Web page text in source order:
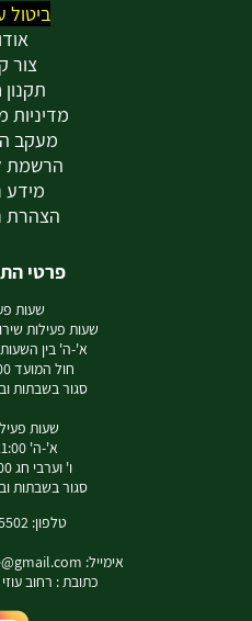
צור
מדיניות
מעקב
הרשמת
מידע
הצהרת
פרטי
שעות
שעות פעילות
א'-ה' בין השעות 09:00-15:00
חול המועד 09:00-14:00
סגור בשבתות
שעות
א'-ה' 09:00-21:00
ו' וערבי חג 09:00-14:00
סגור בשבתות
טלפון: 079-5555502
אימייל:
כתובת : רחוב עוזי